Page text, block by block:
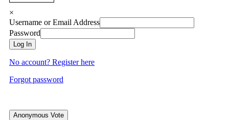
×
Username or Email Address
Password
Log In
No account? Register here
Forgot password
Anonymous Vote